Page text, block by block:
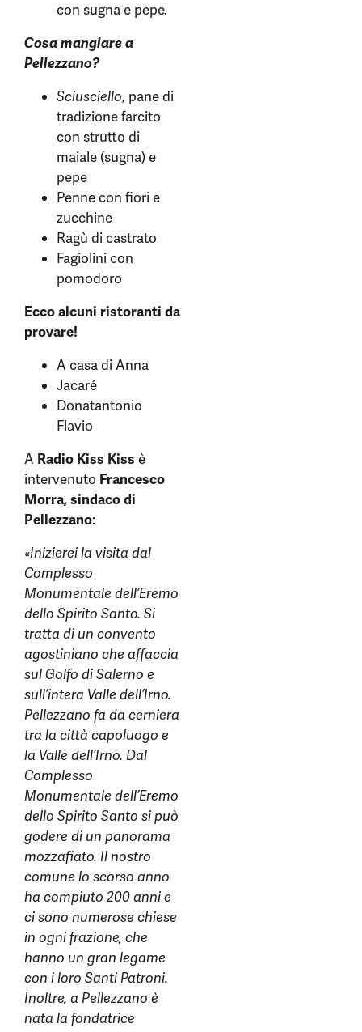
con sugna e pepe.
Cosa mangiare a
Pellezzano?
Sciusciello, pane di
tradizione farcito
con strutto di
maiale (sugna) e
pepe
Penne con fiori e
zucchine
Ragù di castrato
Fagiolini con
pomodoro
Ecco alcuni ristoranti da
provare!
A casa di Anna
Jacaré
Donatantonio
Flavio
A Radio Kiss Kiss è
intervenuto Francesco
Morra, sindaco di
Pellezzano:
«Inizierei la visita dal
Complesso
Monumentale dell’Eremo
dello Spirito Santo. Si
tratta di un convento
agostiniano che affaccia
sul Golfo di Salerno e
sull’intera Valle dell’Irno.
Pellezzano fa da cerniera
tra la città capoluogo e
la Valle dell’Irno. Dal
Complesso
Monumentale dell’Eremo
dello Spirito Santo si può
godere di un panorama
mozzafiato. Il nostro
comune lo scorso anno
ha compiuto 200 anni e
ci sono numerose chiese
in ogni frazione, che
hanno un gran legame
con i loro Santi Patroni.
Inoltre, a Pellezzano è
nata la fondatrice